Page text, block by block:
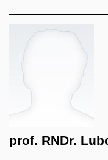
prof. RNDr.